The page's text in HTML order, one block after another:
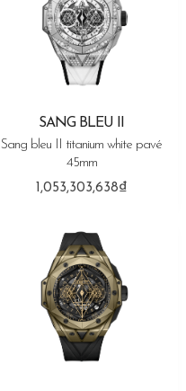
SANG BLEU II
Sang bleu II titanium white pavé
45mm
1,053,303,638₫